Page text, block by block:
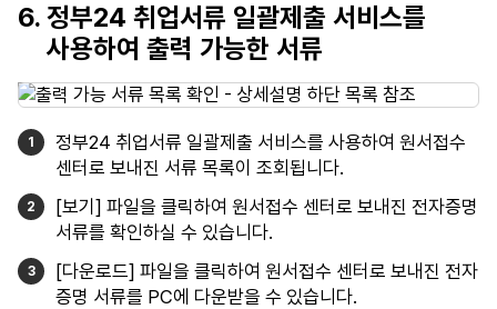
6. 정부24 취업서류 일괄제출 서비스를
사용하여 출력 가능한 서류
정부24 취업서류 일괄제출 서비스를 사용하여 원서접수
센터로 보내진 서류 목록이 조회됩니다.
[보기] 파일을 클릭하여 원서접수 센터로 보내진 전자증명
서류를 확인하실 수 있습니다.
[다운로드] 파일을 클릭하여 원서접수 센터로 보내진 전자
증명 서류를 PC에 다운받을 수 있습니다.